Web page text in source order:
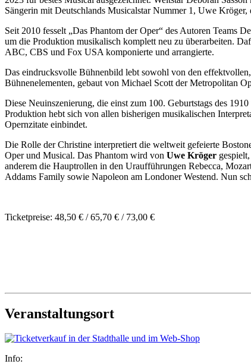
Sängerin mit Deutschlands Musicalstar Nummer 1, Uwe
Seit 2010 fesselt „Das Phantom der Oper“ des Autoren Teams
um die Produktion musikalisch komplett neu zu überarbeiten.
ABC, CBS und Fox USA komponierte und arrangierte.
Das eindrucksvolle Bühnenbild lebt sowohl von den
Bühnenelementen, gebaut von Michael Scott der Metropolitan
Diese Neuinszenierung, die einst zum 100. Geburtstags des
Produktion hebt sich von allen bisherigen musikalischen
Opernzitate einbindet.
Die Rolle der Christine interpretiert die weltweit gefeierte
Oper und Musical. Das Phantom wird von Uwe Kröger
anderem die Hauptrollen in den Uraufführungen Rebecca,
Addams Family sowie Napoleon am Londoner Westend. Nun
Ticketpreise: 48,50 € / 65,70 € / 73,00 €
Veranstaltungsort
Info: